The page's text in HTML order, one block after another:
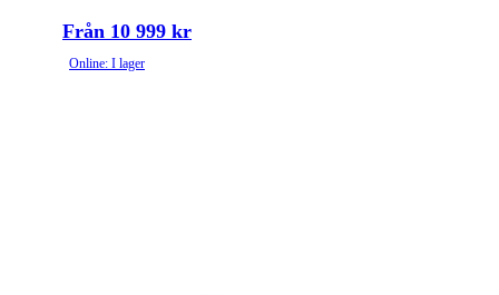
Från 10 999 kr
Online: I lager